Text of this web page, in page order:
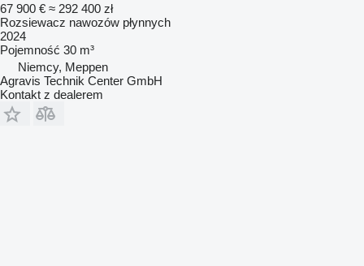
67 900 € ≈ 292 400 zł
Rozsiewacz nawozów płynnych
2024
Pojemność 30 m³
Niemcy, Meppen
Agravis Technik Center GmbH
Kontakt z dealerem